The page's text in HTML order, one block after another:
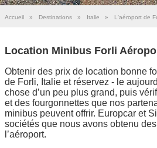
Accueil » Destinations » Italie » L'aéroport de
Location Minibus Forli
Obtenir des prix de location bonne
de Forli, Italie et réservez - le
chose d’un peu plus grand, puis
et des fourgonnettes que nos
minibus peuvent offrir. Europcar et
sociétés que nous avons obtenu
l’aéroport.